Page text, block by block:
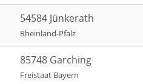
54584 Jünkerath
Rheinland-Pfalz
85748 Garching
Freistaat Bayern